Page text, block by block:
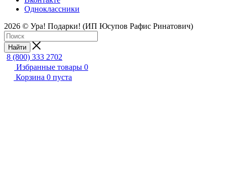
Одноклассники
2026 © Ура! Подарки! (ИП Юсупов Рафис Ринатович)
Найти
8 (800) 333 2702
Избранные товары 0
Корзина 0 пуста